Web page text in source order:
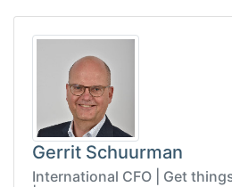
Gerrit Schuurman
International CFO | Get